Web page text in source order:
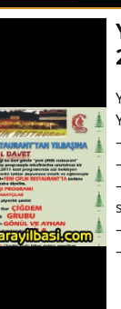
ile Bilgi Alın
Arayın
Bilgi Alın